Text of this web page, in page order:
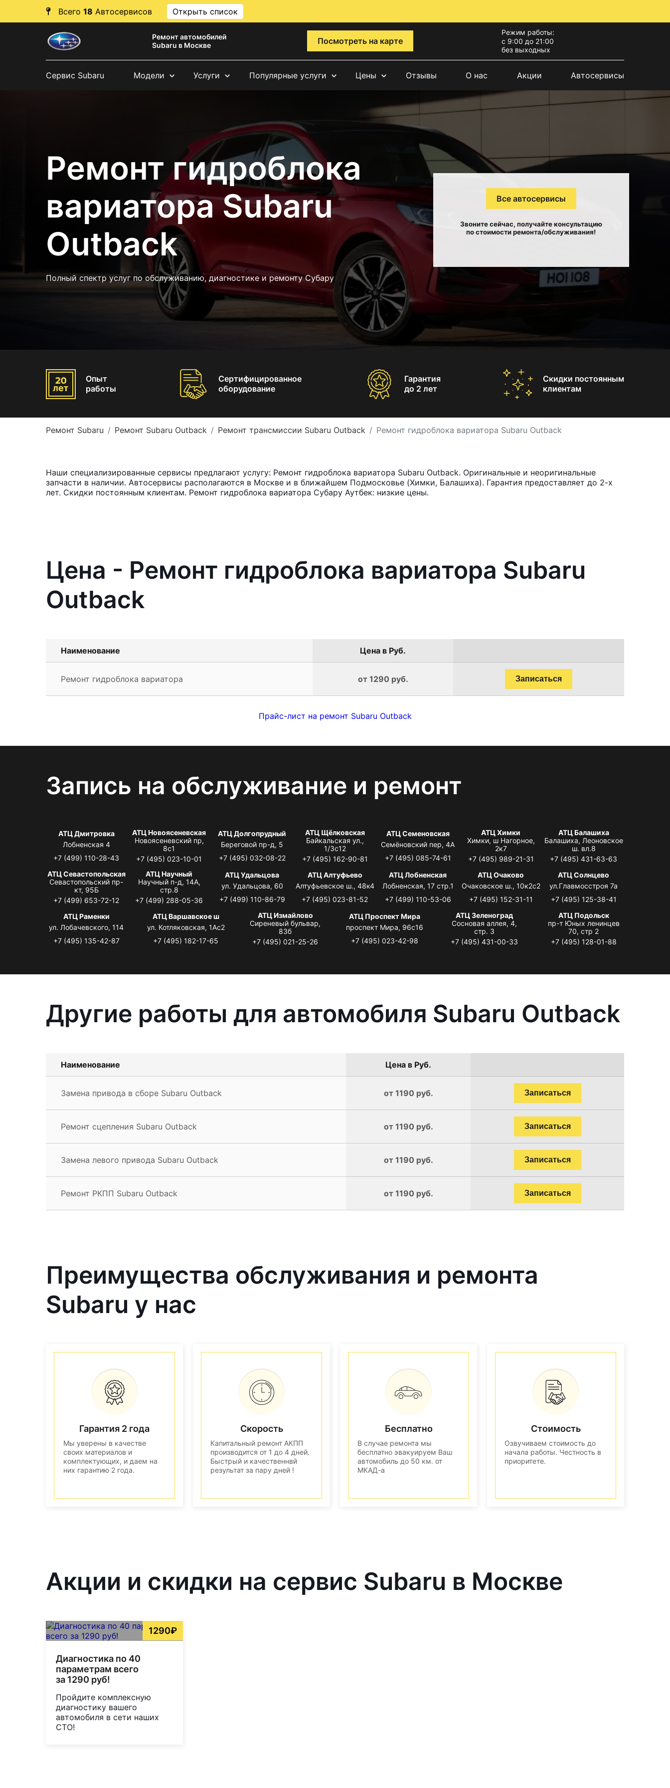
Всего 18 Автосервисов Открыть список
Ремонт автомобилей
Subaru в Москве
Посмотреть на карте
Режим работы:
с 9:00 до 21:00
без выходных
Сервис Subaru Модели Услуги Популярные услуги Цены Отзывы О нас Акции Автосервисы
Ремонт гидроблока
вариатора Subaru
Outback
Полный спектр услуг по обслуживанию, диагностике и ремонту Субару
Все автосервисы
Звоните сейчас, получайте консультацию
по стоимости ремонта/обслуживания!
Опыт
работы
Сертифицированное
оборудование
Гарантия
до 2 лет
Скидки постоянным
клиентам
Ремонт Subaru Ремонт Subaru Outback Ремонт трансмиссии Subaru Outback Ремонт гидроблока вариатора Subaru Outback
Наши специализированные сервисы предлагают услугу: Ремонт гидроблока вариатора Subaru Outback. Оригинальные и неоригинальные
запчасти в наличии. Автосервисы располагаются в Москве и в ближайшем Подмосковье (Химки, Балашиха). Гарантия предоставляет до 2-х
лет. Скидки постоянным клиентам. Ремонт гидроблока вариатора Субару Аутбек: низкие цены.
Цена - Ремонт гидроблока вариатора Subaru
Outback
Наименование Цена в Руб.
Ремонт гидроблока вариатора от 1290 руб. Записаться
Прайс-лист на ремонт Subaru Outback
Запись на обслуживание и ремонт
АТЦ Дмитровка
Лобненская 4
+7 (499) 110-28-43
АТЦ Новоясеневская
Новоясеневский пр,
8с1
+7 (495) 023-10-01
АТЦ Долгопрудный
Береговой пр-д, 5
+7 (495) 032-08-22
АТЦ Щёлковская
Байкальская ул.,
1/3с12
+7 (495) 162-90-81
АТЦ Семеновская
Семёновский пер, 4А
+7 (495) 085-74-61
АТЦ Химки
Химки, ш Нагорное,
2к7
+7 (495) 989-21-31
АТЦ Балашиха
Балашиха, Леоновское
ш. вл.8
+7 (495) 431-63-63
АТЦ Севастопольская
Севастопольский пр-
кт, 95Б
+7 (499) 653-72-12
АТЦ Научный
Научный п-д, 14А,
стр.8
+7 (499) 288-05-36
АТЦ Удальцова
ул. Удальцова, 60
+7 (499) 110-86-79
АТЦ Алтуфьево
Алтуфьевское ш., 48к4
+7 (495) 023-81-52
АТЦ Лобненская
Лобненская, 17 стр.1
+7 (499) 110-53-06
АТЦ Очаково
Очаковское ш., 10к2с2
+7 (495) 152-31-11
АТЦ Солнцево
ул.Главмосстроя 7а
+7 (495) 125-38-41
АТЦ Раменки
ул. Лобачевского, 114
+7 (495) 135-42-87
АТЦ Варшавское ш
ул. Котляковская, 1Ас2
+7 (495) 182-17-65
АТЦ Измайлово
Сиреневый бульвар,
83б
+7 (495) 021-25-26
АТЦ Проспект Мира
проспект Мира, 96с16
+7 (495) 023-42-98
АТЦ Зеленоград
Сосновая аллея, 4,
стр. 3
+7 (495) 431-00-33
АТЦ Подольск
пр-т Юных ленинцев
70, стр 2
+7 (495) 128-01-88
Другие работы для автомобиля Subaru Outback
Наименование Цена в Руб.
Замена привода в сборе Subaru Outback от 1190 руб. Записаться
Ремонт сцепления Subaru Outback от 1190 руб. Записаться
Замена левого привода Subaru Outback от 1190 руб. Записаться
Ремонт РКПП Subaru Outback от 1190 руб. Записаться
Преимущества обслуживания и ремонта
Subaru у нас
Гарантия 2 года
Мы уверены в качестве
своих материалов и
комплектующих, и даем на
них гарантию 2 года.
Скорость
Капитальный ремонт АКПП
производится от 1 до 4 дней.
Быстрый и качественнвй
результат за пару дней !
Бесплатно
В случае ремонта мы
бесплатно эвакуируем Ваш
автомобиль до 50 км. от
МКАД-а
Стоимость
Озвучиваем стоимость до
начала работы. Честность в
приоритете.
Акции и скидки на сервис Subaru в Москве
1290₽
Диагностика по 40
параметрам всего
за 1290 руб!
Пройдите комплексную
диагностику вашего
автомобиля в сети наших
СТО!